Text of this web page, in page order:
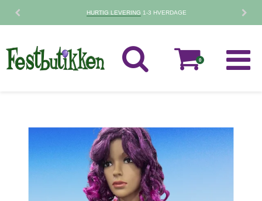
HURTIG LEVERING 1-3 HVERDAGE
0